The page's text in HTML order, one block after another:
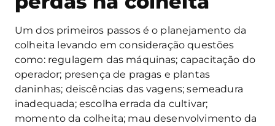
Um dos primeiros passos é o planejamento da
colheita levando em consideração questões
como: regulagem das máquinas; capacitação do
operador; presença de pragas e plantas
daninhas; deiscências das vagens; semeadura
inadequada; escolha errada da cultivar;
momento da colheita; mau desenvolvimento da